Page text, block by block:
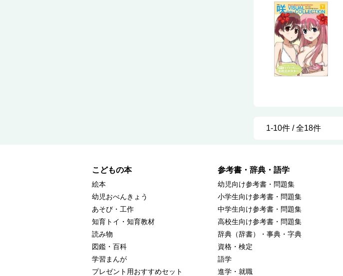
1-10件 / 全18件
こどもの本
絵本
幼児おべんきょう
あそび・工作
知育トイ・知育教材
読み物
図鑑・百科
学習まんが
プレゼント用おすすめセット
参考書・辞典・語学
幼児向け参考書・問題集
小学生向け参考書・問題集
中学生向け参考書・問題集
高校生向け参考書・問題集
辞典（辞書）・事典・字典
資格・検定
語学
進学・就職